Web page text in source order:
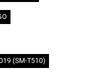
(SM-T510)